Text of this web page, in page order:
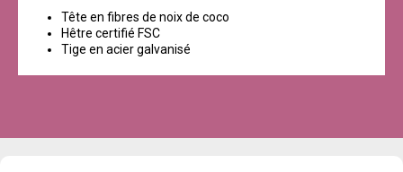
Tête en fibres de noix de coco
Hêtre certifié FSC
Tige en acier galvanisé